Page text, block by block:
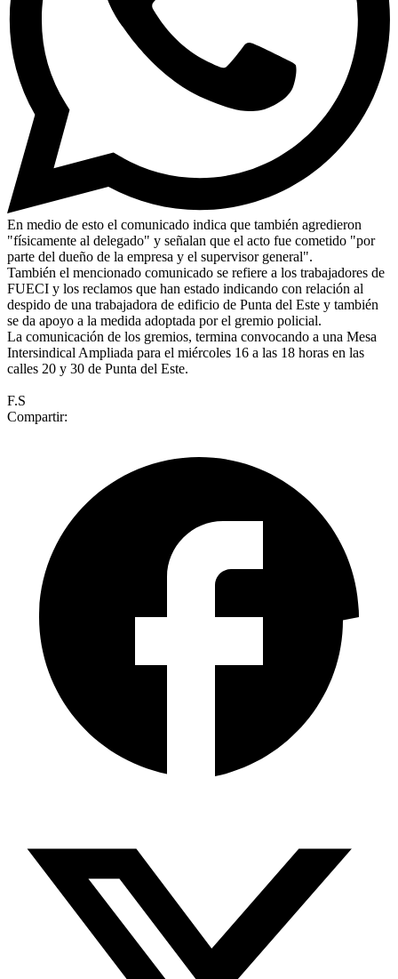
En medio de esto el comunicado indica que también agredieron
"físicamente al delegado" y señalan que el acto fue cometido "por
parte del dueño de la empresa y el supervisor general".
También el mencionado comunicado se refiere a los trabajadores de
FUECI y los reclamos que han estado indicando con relación al
despido de una trabajadora de edificio de Punta del Este y también
se da apoyo a la medida adoptada por el gremio policial.
La comunicación de los gremios, termina convocando a una Mesa
Intersindical Ampliada para el miércoles 16 a las 18 horas en las
calles 20 y 30 de Punta del Este.
F.S
Compartir: